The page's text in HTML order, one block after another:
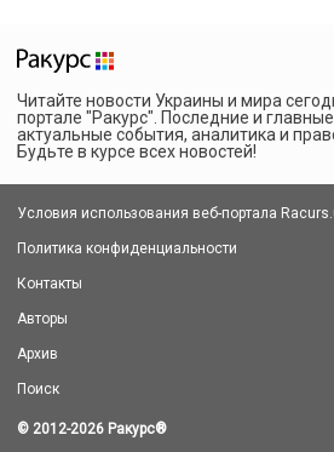
Читайте новости Украины и мира
портале "Ракурс". Последние и
актуальные события, аналитика и
Будьте в курсе всех новостей!
Условия использования веб-портала
Политика конфиденциальности
Контакты
Авторы
Архив
Поиск
© 2012-2026 Ракурс®